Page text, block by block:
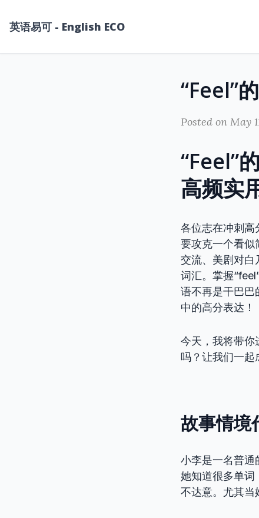
英语易可 - English ECO
Posted on May
“Feel”
高频实
各位志在冲刺高
要攻克一个看
交流、美剧对白
词汇。掌握
语不再是干巴巴
中的高分表达！
今天，我将带你
吗？让我们一起
故事情境
小李是一名普通
她知道很多单词
不达意。尤其当